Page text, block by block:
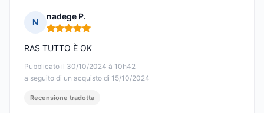
N
nadege P.
Nota: 5 su 5
Pubblicato il 30/10/2024 à 10h42
a seguito di un acquisto di 15/10/2024
RAS TUTTO È OK
Recensione tradotta